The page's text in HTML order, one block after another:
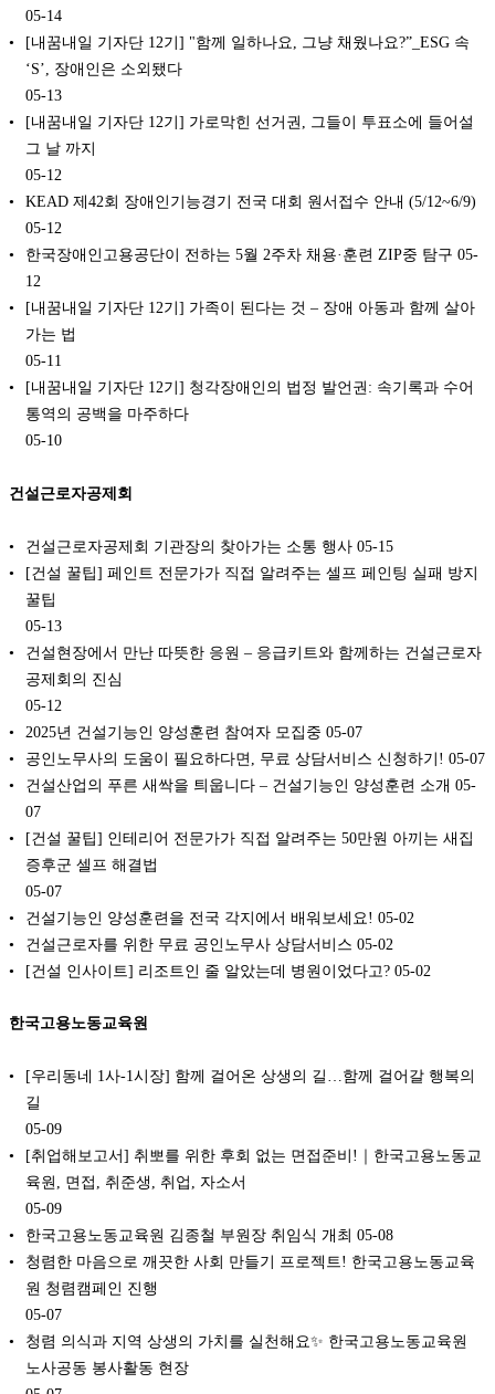
05-14
[내꿈내일 기자단 12기] "함께 일하나요, 그냥 채웠나요?”_ESG 속
‘S’, 장애인은 소외됐다
05-13
[내꿈내일 기자단 12기] 가로막힌 선거권, 그들이 투표소에 들어설
그 날 까지
05-12
KEAD 제42회 장애인기능경기 전국 대회 원서접수 안내 (5/12~6/9)
05-12
한국장애인고용공단이 전하는 5월 2주차 채용·훈련 ZIP중 탐구 05-
12
[내꿈내일 기자단 12기] 가족이 된다는 것 – 장애 아동과 함께 살아
가는 법
05-11
[내꿈내일 기자단 12기] 청각장애인의 법정 발언권: 속기록과 수어
통역의 공백을 마주하다
05-10
건설근로자공제회
건설근로자공제회 기관장의 찾아가는 소통 행사 05-15
[건설 꿀팁] 페인트 전문가가 직접 알려주는 셀프 페인팅 실패 방지
꿀팁
05-13
건설현장에서 만난 따뜻한 응원 – 응급키트와 함께하는 건설근로자
공제회의 진심
05-12
2025년 건설기능인 양성훈련 참여자 모집중 05-07
공인노무사의 도움이 필요하다면, 무료 상담서비스 신청하기! 05-07
건설산업의 푸른 새싹을 틔웁니다 – 건설기능인 양성훈련 소개 05-
07
[건설 꿀팁] 인테리어 전문가가 직접 알려주는 50만원 아끼는 새집
증후군 셀프 해결법
05-07
건설기능인 양성훈련을 전국 각지에서 배워보세요! 05-02
건설근로자를 위한 무료 공인노무사 상담서비스 05-02
[건설 인사이트] 리조트인 줄 알았는데 병원이었다고? 05-02
한국고용노동교육원
[우리동네 1사-1시장] 함께 걸어온 상생의 길…함께 걸어갈 행복의
길
05-09
[취업해보고서] 취뽀를 위한 후회 없는 면접준비!｜한국고용노동교
육원, 면접, 취준생, 취업, 자소서
05-09
한국고용노동교육원 김종철 부원장 취임식 개최 05-08
청렴한 마음으로 깨끗한 사회 만들기 프로젝트! 한국고용노동교육
원 청렴캠페인 진행
05-07
청렴 의식과 지역 상생의 가치를 실천해요✨ 한국고용노동교육원
노사공동 봉사활동 현장